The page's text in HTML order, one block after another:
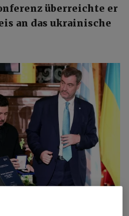
überreichte er
an das ukrainische